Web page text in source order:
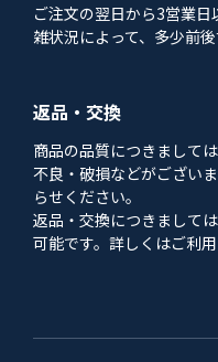
ご注文の翌日から3営業
雑状況によって、多少前
返品・交換
商品の品質につきまして
不良・破損などがござい
らせください。
返品・交換につきまして
可能です。詳しくはご利